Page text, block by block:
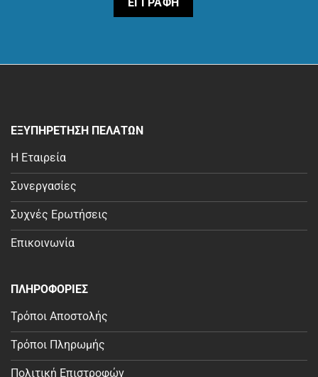
ΕΞΥΠΗΡΕΤΗΣΗ ΠΕΛΑΤΩΝ
Η Εταιρεία
Συνεργασίες
Συχνές Ερωτήσεις
Επικοινωνία
ΠΛΗΡΟΦΟΡΙΕΣ
Τρόποι Αποστολής
Τρόποι Πληρωμής
Πολιτική Επιστροφών